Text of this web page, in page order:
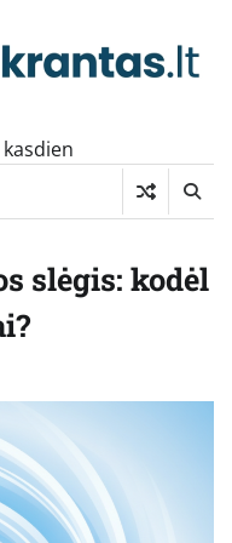
slėgis: kodėl